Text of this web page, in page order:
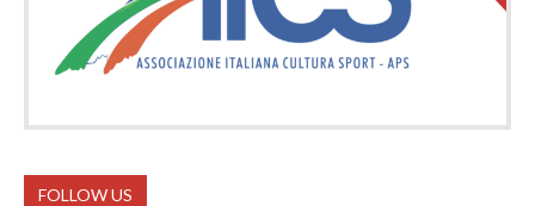
FOLLOW US